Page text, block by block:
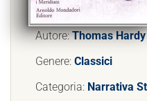
Autore:Thomas Hardy
Genere: Classici
Categoria: Narrativa